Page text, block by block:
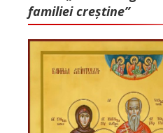
familiei creștine”